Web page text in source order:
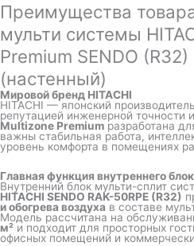
Преимущества
мульти системы
Premium SENDO (R32)
(настенный)
Мировой бренд HITACHI
HITACHI — японский
репутацией инженерной точности
Multizone Premium разработана
важны стабильная работа,
уровень комфорта в помещениях
Главная функция внутреннего
Внутренний блок мульти-сплит
HITACHI SENDO RAK-50RPE (R32)
и обогрева воздуха в составе
Модель рассчитана на
м² и подходит для просторных
офисных помещений и